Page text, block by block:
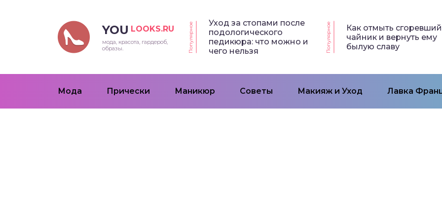
YOU LOOKS.RU
мода, красота, гардероб,
образы.
Популярное
Уход за стопами после
подологического
педикюра: что можно и
чего нельзя
Популярное
Как отмыть сгоревший
чайник и вернуть ему
былую славу
Мода Прически Маникюр Советы Макияж и Уход Лавка